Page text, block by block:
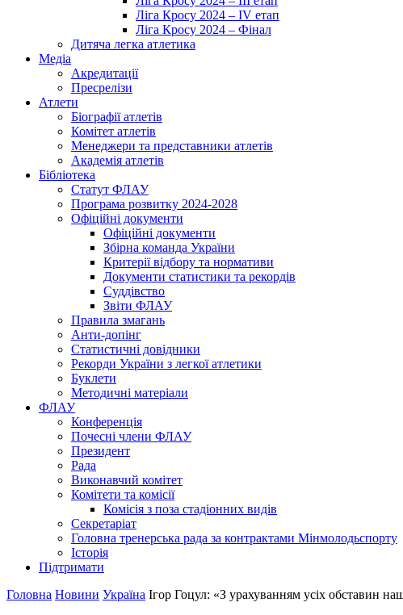
Ліга Кросу 2024 – IV етап
Ліга Кросу 2024 – Фінал
Дитяча легка атлетика
Медіа
Акредитації
Пресрелізи
Атлети
Біографії атлетів
Комітет атлетів
Менеджери та представники атлетів
Академія атлетів
Бібліотека
Статут ФЛАУ
Програма розвитку 2024-2028
Офіційні документи
Офіційні документи
Збірна команда України
Критерії відбору та нормативи
Документи статистики та рекордів
Суддівство
Звіти ФЛАУ
Правила змагань
Анти-допінг
Статистичні довідники
Рекорди України з легкої атлетики
Буклети
Методичні матеріали
ФЛАУ
Конференція
Почесні члени ФЛАУ
Президент
Рада
Виконавчий комітет
Комітети та комісії
Комісія з поза стадіонних видів
Секретаріат
Головна тренерська рада за контрактами Мінмолодьспорту
Історія
Підтримати
Головна Новини Україна Ігор Гоцул: «З урахуванням усіх обставин